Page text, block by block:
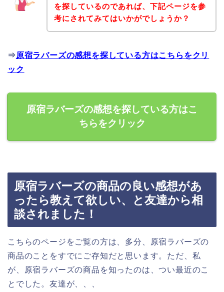
を探しているのであれば、下記ページを参
考にされてみてはいかがでしょうか？
⇒ 原宿ラバーズの感想を探している方はこちらをクリ
ック
原宿ラバーズの感想を探している方はこ
ちらをクリック
原宿ラバーズの商品の良い感想があ
ったら教えて欲しい、と友達から相
談されました！
こちらのページをご覧の方は、多分、原宿ラバーズの
商品のことをすでにご存知だと思います。ただ、私
が、原宿ラバーズの商品を知ったのは、つい最近のこ
とでした。友達が、、、